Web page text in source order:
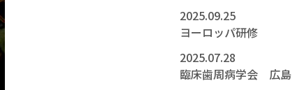
2025.09.25
ヨーロッパ研修
2025.07.28
臨床歯周病学会 広島